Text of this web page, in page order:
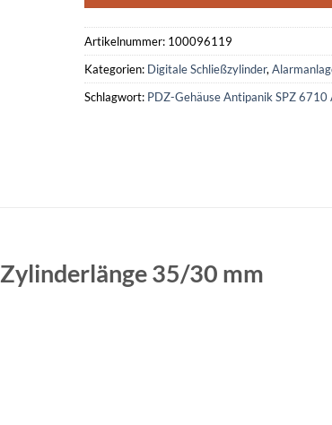
Artikelnummer: 100096119
Kategorien: Digitale Schließzylinder,
Schlagwort: PDZ-Gehäuse Antipanik SPZ 6710
Zylinderlänge 35/30 mm